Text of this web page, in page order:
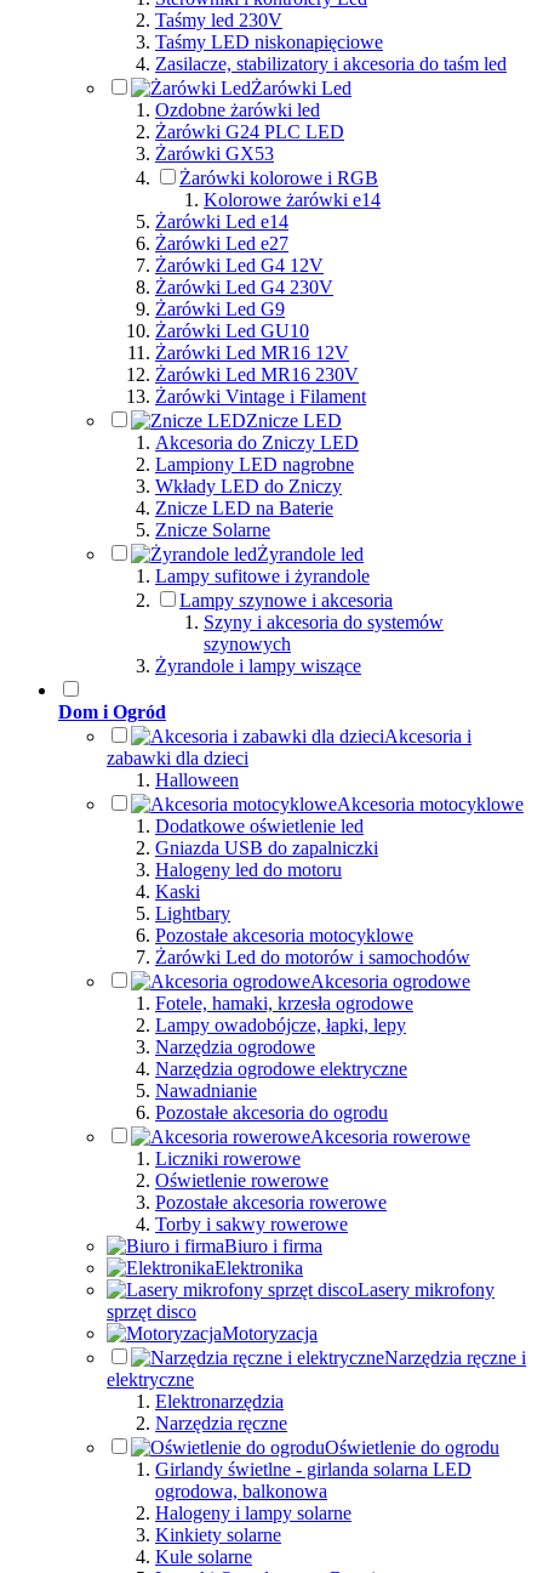
Taśmy led 230V
Taśmy LED niskonapięciowe
Zasilacze, stabilizatory i akcesoria do taśm led
Żarówki Led
Ozdobne żarówki led
Żarówki G24 PLC LED
Żarówki GX53
Żarówki kolorowe i RGB
Kolorowe żarówki e14
Żarówki Led e14
Żarówki Led e27
Żarówki Led G4 12V
Żarówki Led G4 230V
Żarówki Led G9
Żarówki Led GU10
Żarówki Led MR16 12V
Żarówki Led MR16 230V
Żarówki Vintage i Filament
Znicze LED
Akcesoria do Zniczy LED
Lampiony LED nagrobne
Wkłady LED do Zniczy
Znicze LED na Baterie
Znicze Solarne
Żyrandole led
Lampy sufitowe i żyrandole
Lampy szynowe i akcesoria
Szyny i akcesoria do systemów
szynowych
Żyrandole i lampy wiszące
Dom i Ogród
Akcesoria i
zabawki dla dzieci
Halloween
Akcesoria motocyklowe
Dodatkowe oświetlenie led
Gniazda USB do zapalniczki
Halogeny led do motoru
Kaski
Lightbary
Pozostałe akcesoria motocyklowe
Żarówki Led do motorów i samochodów
Akcesoria ogrodowe
Fotele, hamaki, krzesła ogrodowe
Lampy owadobójcze, łapki, lepy
Narzędzia ogrodowe
Narzędzia ogrodowe elektryczne
Nawadnianie
Pozostałe akcesoria do ogrodu
Akcesoria rowerowe
Liczniki rowerowe
Oświetlenie rowerowe
Pozostałe akcesoria rowerowe
Torby i sakwy rowerowe
Biuro i firma
Elektronika
Lasery mikrofony
sprzęt disco
Motoryzacja
Narzędzia ręczne i
elektryczne
Elektronarzędzia
Narzędzia ręczne
Oświetlenie do ogrodu
Girlandy świetlne - girlanda solarna LED
ogrodowa, balkonowa
Halogeny i lampy solarne
Kinkiety solarne
Kule solarne